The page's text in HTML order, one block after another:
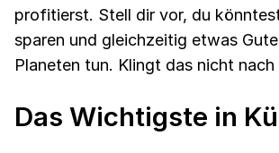
profitierst. Stell dir vor, du
sparen und gleichzeitig etwas
Planeten tun. Klingt das nicht nach
Das Wichtigste in